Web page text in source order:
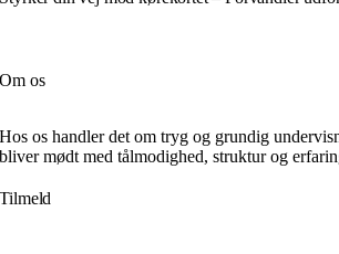
Om os
Hos os handler det om tryg og grundig
bliver mødt med tålmodighed, struktur og
Tilmeld